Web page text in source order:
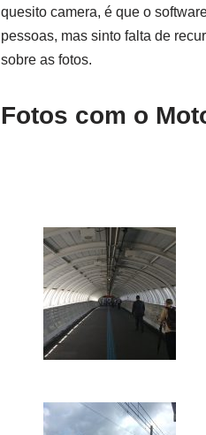
quesito camera, é que o
pessoas, mas sinto falta de
sobre as fotos.
Fotos com o